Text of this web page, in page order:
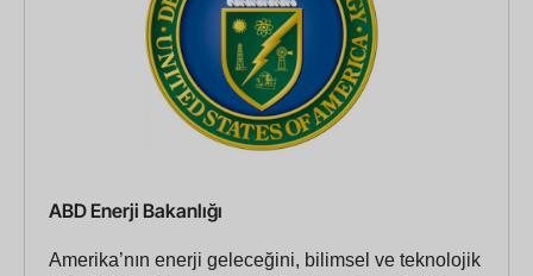
ABD Enerji Bakanlığı
Amerika’nın enerji geleceğini, bilimsel ve teknolojik